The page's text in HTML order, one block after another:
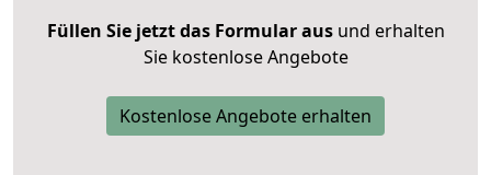
Füllen Sie jetzt das Formular ausund erhalten
Sie kostenlose Angebote
Kostenlose Angebote erhalten